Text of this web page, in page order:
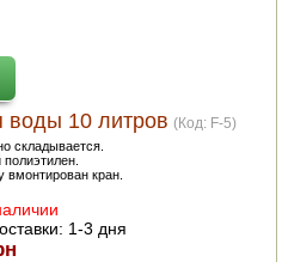
воды 10 литров (Код: F-5)
складывается.
вмонтирован кран.
1-3 дня